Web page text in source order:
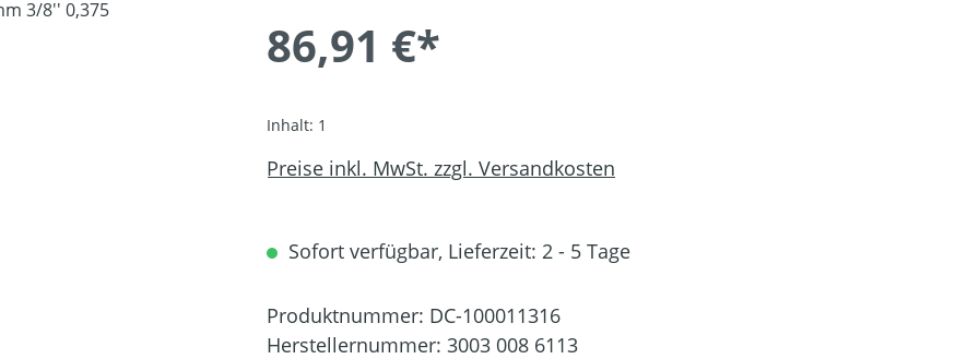
86,91 €*
Inhalt: 1
Preise inkl. MwSt. zzgl. Versandkosten
Sofort verfügbar, Lieferzeit: 2 - 5 Tage
Produktnummer: DC-100011316
Herstellernummer: 3003 008 6113